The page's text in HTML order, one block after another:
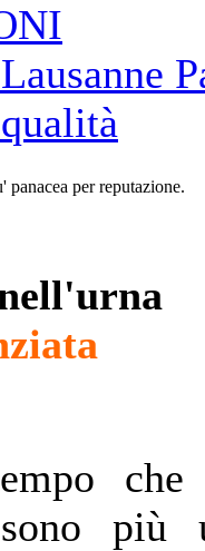
per reputazione.
più